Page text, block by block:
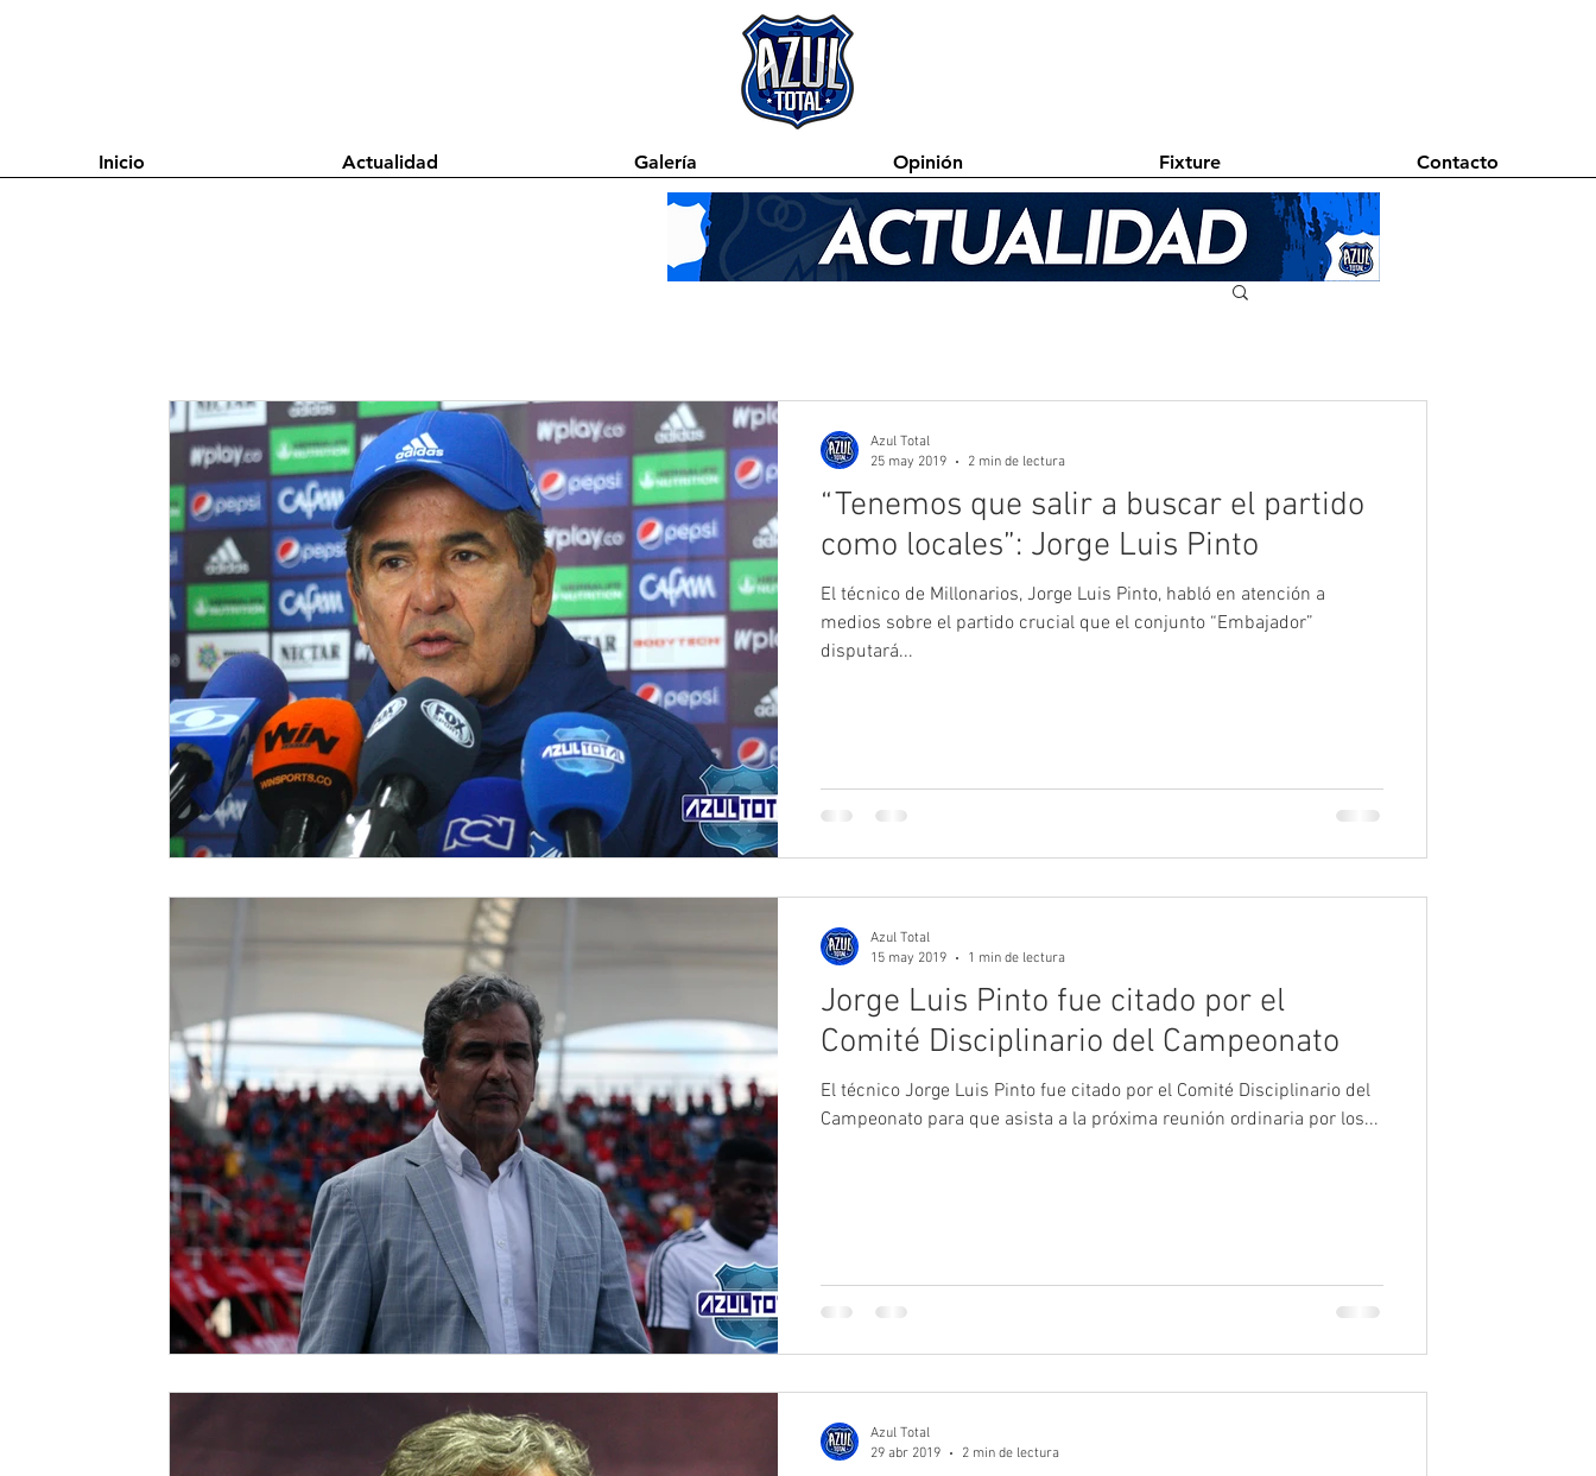
Inicio Actualidad Galería Opinión Fixture Contacto
“Tenemos que salir a buscar el partido
como locales”: Jorge Luis Pinto
El técnico de Millonarios, Jorge Luis Pinto, habló en atención a
medios sobre el partido crucial que el conjunto “Embajador”
disputará...
Azul Total
25 may 2019
2 min de lectura
Jorge Luis Pinto fue citado por el
Comité Disciplinario del Campeonato
El técnico Jorge Luis Pinto fue citado por el Comité Disciplinario del
Campeonato para que asista a la próxima reunión ordinaria por los...
Azul Total
15 may 2019
1 min de lectura
Azul Total
29 abr 2019
2 min de lectura